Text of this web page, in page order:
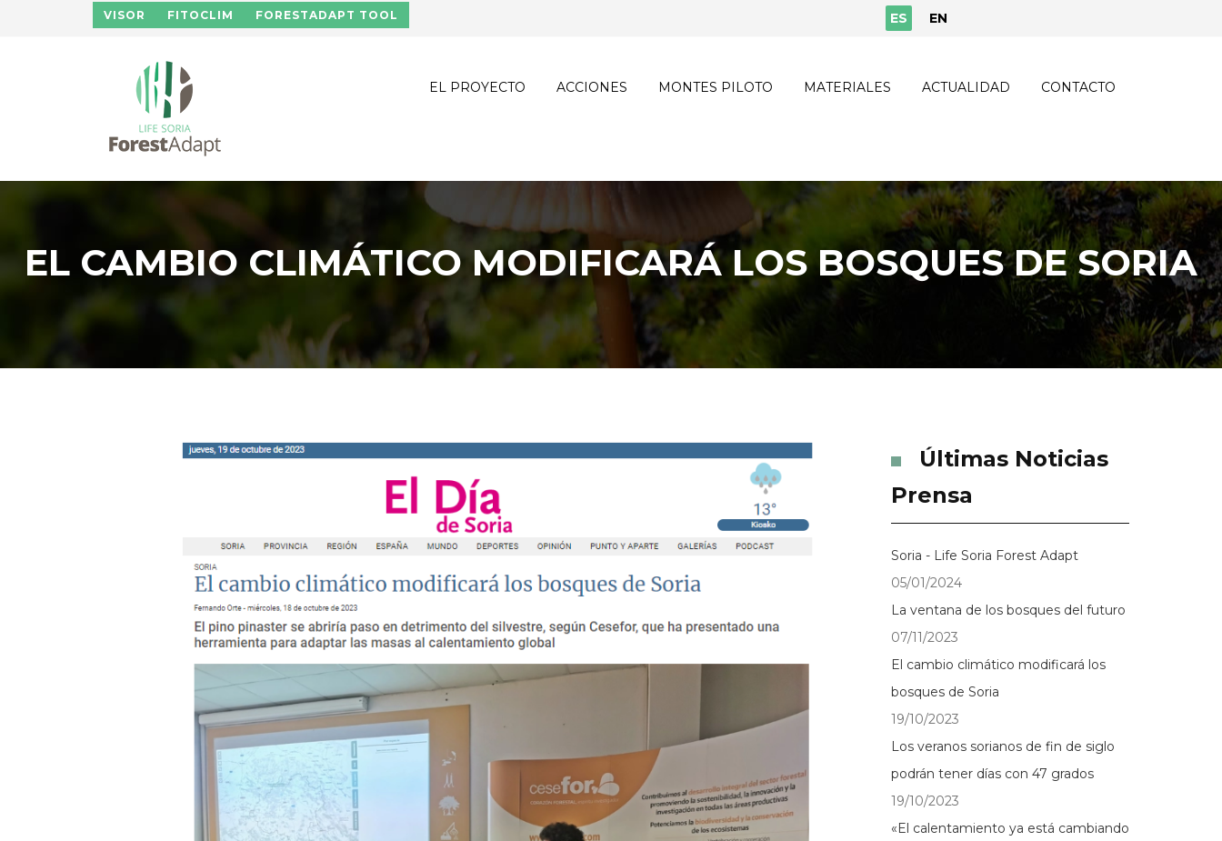
Pasar al contenido principal
VISOR FITOCLIM FORESTADAPT TOOL ES EN
EL PROYECTO ACCIONES MONTES PILOTO MATERIALES ACTUALIDAD CONTACTO
EL CAMBIO CLIMÁTICO MODIFICARÁ LOS BOSQUES DE SORIA
Últimas Noticias
Prensa
Soria - Life Soria Forest Adapt
05/01/2024
La ventana de los bosques del futuro
07/11/2023
El cambio climático modificará los
bosques de Soria
19/10/2023
Los veranos sorianos de fin de siglo
podrán tener días con 47 grados
19/10/2023
«El calentamiento ya está cambiando